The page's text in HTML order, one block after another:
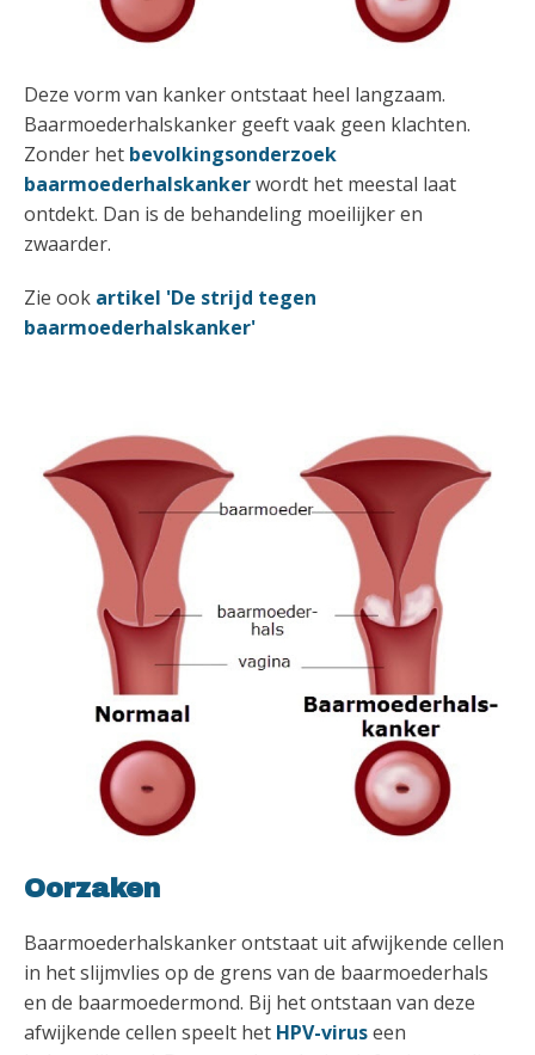
Deze vorm van kanker ontstaat heel langzaam.
Baarmoederhalskanker geeft vaak geen klachten.
Zonder het bevolkingsonderzoek
baarmoederhalskankerwordt het meestal laat
ontdekt. Dan is de behandeling moeilijker en
zwaarder.
Zie ook artikel 'De strijd tegen
baarmoederhalskanker'
Oorzaken
Baarmoederhalskanker ontstaat uit afwijkende cellen
in het slijmvlies op de grens van de baarmoederhals
en de baarmoedermond. Bij het ontstaan van deze
afwijkende cellen speelt het HPV-viruseen